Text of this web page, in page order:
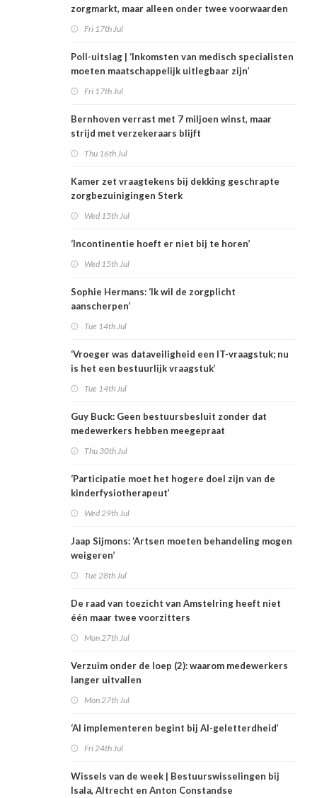
zorgmarkt, maar alleen onder twee voorwaarden
Fri 17th Jul
Poll-uitslag | ‘Inkomsten van medisch specialisten
moeten maatschappelijk uitlegbaar zijn’
Fri 17th Jul
Bernhoven verrast met 7 miljoen winst, maar
strijd met verzekeraars blijft
Thu 16th Jul
Kamer zet vraagtekens bij dekking geschrapte
zorgbezuinigingen Sterk
Wed 15th Jul
‘Incontinentie hoeft er niet bij te horen’
Wed 15th Jul
Sophie Hermans: ‘Ik wil de zorgplicht
aanscherpen’
Tue 14th Jul
‘Vroeger was dataveiligheid een IT-vraagstuk; nu
is het een bestuurlijk vraagstuk’
Tue 14th Jul
Guy Buck: Geen bestuursbesluit zonder dat
medewerkers hebben meegepraat
Thu 30th Jul
‘Participatie moet het hogere doel zijn van de
kinderfysiotherapeut’
Wed 29th Jul
Jaap Sijmons: ‘Artsen moeten behandeling mogen
weigeren’
Tue 28th Jul
De raad van toezicht van Amstelring heeft niet
één maar twee voorzitters
Mon 27th Jul
Verzuim onder de loep (2): waarom medewerkers
langer uitvallen
Mon 27th Jul
‘AI implementeren begint bij AI-geletterdheid’
Fri 24th Jul
Wissels van de week | Bestuurswisselingen bij
Isala, Altrecht en Anton Constandse